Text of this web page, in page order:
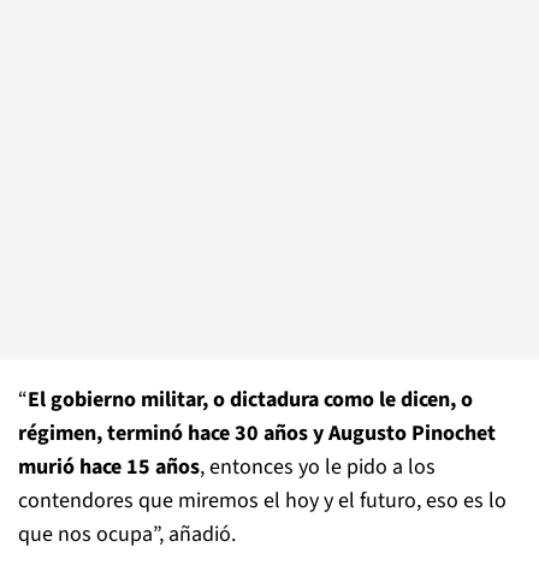
“El gobierno militar, o dictadura como le dicen, o
régimen, terminó hace 30 años y Augusto Pinochet
murió hace 15 años, entonces yo le pido a los
contendores que miremos el hoy y el futuro, eso es lo
que nos ocupa”, añadió.